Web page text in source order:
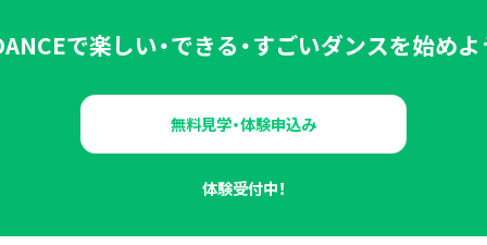
で楽しい・できる・すごいダンスを始めよ
無料見学・体験申込み
体験受付中！